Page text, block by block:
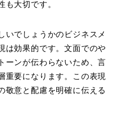
も大切です。
いでしょうかのビジネスメ
は効果的です。文面でのや
ーンが伝わらないため、言
重要になります。この表現
敬意と配慮を明確に伝える